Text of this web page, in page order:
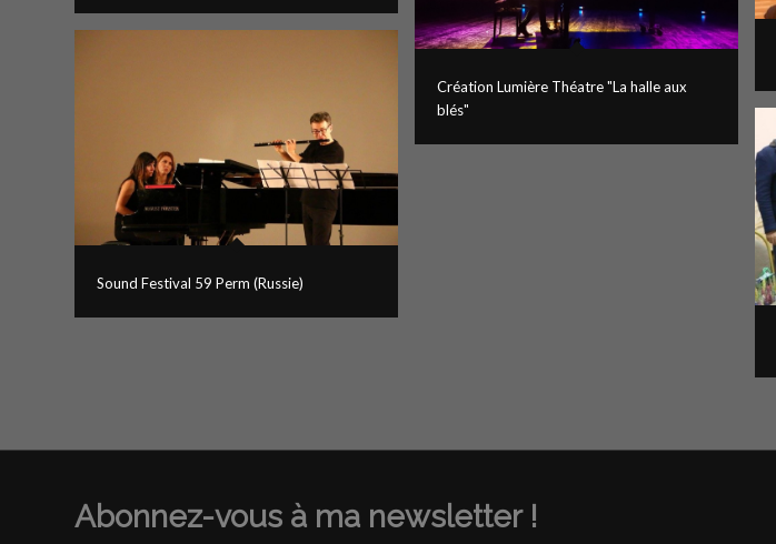
Création Lumière Théatre "La halle aux
blés"
Sound Festival 59 Perm (Russie)
Abonnez-vous à ma newsletter !